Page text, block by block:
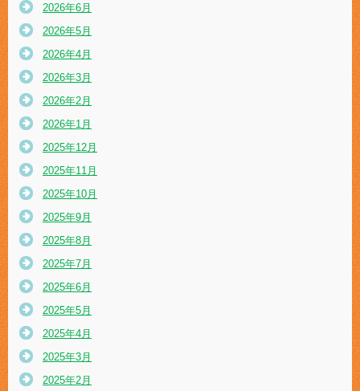
2026年6月
2026年5月
2026年4月
2026年3月
2026年2月
2026年1月
2025年12月
2025年11月
2025年10月
2025年9月
2025年8月
2025年7月
2025年6月
2025年5月
2025年4月
2025年3月
2025年2月